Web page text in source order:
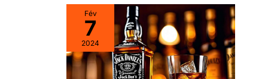
Fév
7
2024